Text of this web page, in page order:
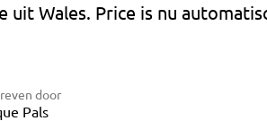
uit Wales. Price is nu
door
Pals